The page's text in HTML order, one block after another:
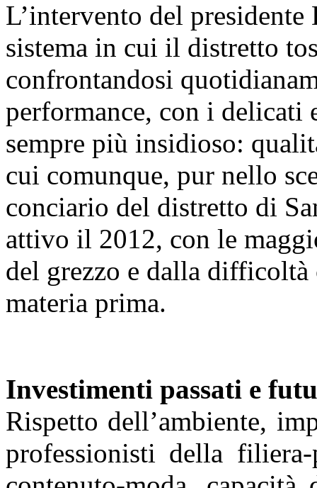
L’intervento del
sistema in cui il distretto
confrontandosi
performance, con i
sempre più insidioso:
cui comunque, pur nello
conciario del distretto di
attivo il 2012, con le
del grezzo e dalla difficoltà
materia prima.
Investimenti passati e
Rispetto dell’ambiente,
professionisti della